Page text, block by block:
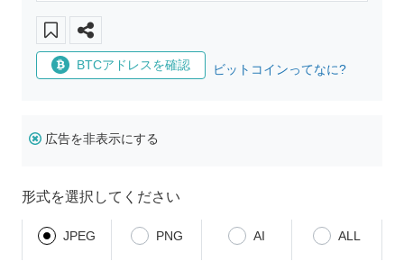
BTCアドレスを確認 ビットコインってなに?
広告を非表示にする
形式を選択してください
JPEG PNG AI ALL